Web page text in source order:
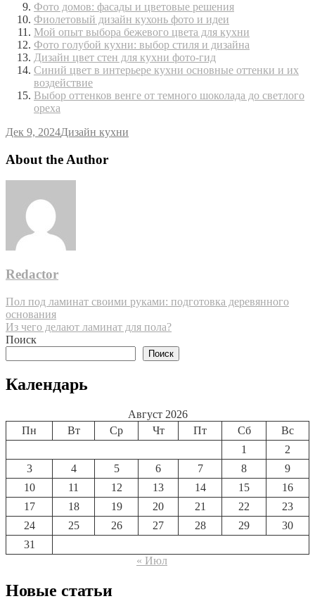
Фото домов: фасады и цветовые решения
Фиолетовый дизайн кухонь фото и идеи
Мой опыт выбора бежевого цвета для кухни
Фото голубой кухни: выбор стиля и дизайна
Дизайн цвет стен для кухни фото-гид
Синий цвет в интерьере кухни основные оттенки и их
воздействие
Выбор оттенков венге от темного шоколада до светлого
ореха
Дек 9, 2024Дизайн кухни
About the Author
Redactor
Навигация
по
записям
Пол под ламинат своими руками: подготовка деревянного
основания
Из чего делают ламинат для пола?
Поиск
Поиск
Календарь
Август 2026
Пн
Вт Ср Чт Пт Сб
Вс
1
2
3
4 5 6 7 8
9
10
11 12 13 14 15
16
17
18 19 20 21 22
23
24
25 26 27 28 29
30
31
« Июл
Новые статьи